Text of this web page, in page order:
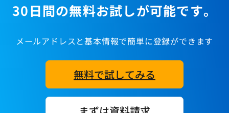
30日間の無料お試しが可能です。
メールアドレスと基本情報で簡単に登録ができます
無料で試してみる